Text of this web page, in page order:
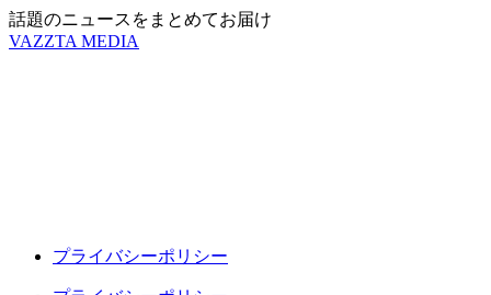
話題のニュースをまとめてお届け
VAZZTA MEDIA
プライバシーポリシー